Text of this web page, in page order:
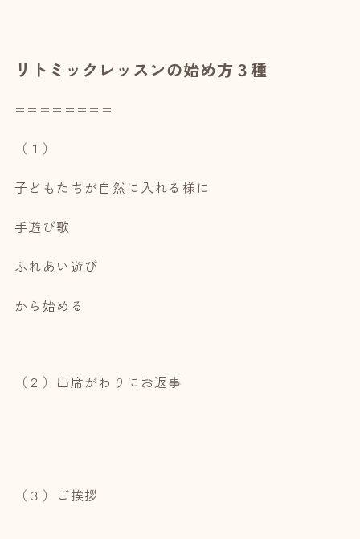
リトミックレッスンの始め方３種
＝＝＝＝＝＝＝＝
（１）
子どもたちが自然に入れる様に
手遊び歌
ふれあい遊び
から始める
（２）出席がわりにお返事
（３）ご挨拶